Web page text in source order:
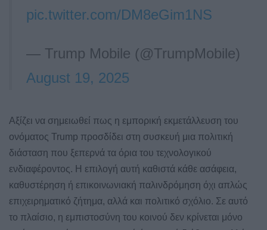
pic.twitter.com/DM8eGim1NS
— Trump Mobile (@TrumpMobile)
August 19, 2025
Αξίζει να σημειωθεί πως η εμπορική εκμετάλλευση του
ονόματος Trump προσδίδει στη συσκευή μια πολιτική
διάσταση που ξεπερνά τα όρια του τεχνολογικού
ενδιαφέροντος. Η επιλογή αυτή καθιστά κάθε ασάφεια,
καθυστέρηση ή επικοινωνιακή παλινδρόμηση όχι απλώς
επιχειρηματικό ζήτημα, αλλά και πολιτικό σχόλιο. Σε αυτό
το πλαίσιο, η εμπιστοσύνη του κοινού δεν κρίνεται μόνο